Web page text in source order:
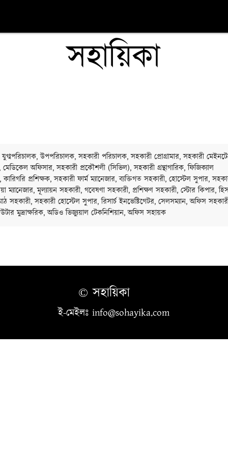
সহায়িকা
উপপরিচালক, সহকারী পরিচালক, সহকারী প্রোগ্রামার, সহকারী
মেডিকেল অফিসার, সহকারী প্রকৌশলী (সিভিল), সহকারী গ্রন্থাগারিক, ফিজিক্যাল
কারিগরি প্রশিক্ষক, সহকারী ফার্ম ম্যানেজার, ব্যক্তিগত সহকারী, হোস্টেল সুপার,
ম্যানেজার, মূল্যায়ন সহকারী, গবেষণা সহকারী, প্রশিক্ষণ সহকারী, স্টোর কিপার,
সহকারী, সহকারী হোস্টেল সুপার, রিসার্চ ইনভেষ্টিগেটর, সেলসম্যান, অফিস
মুদ্রাক্ষরিক, অডিও ভিজ্যুয়াল টেকনিশিয়ান, অফিস সহায়ক
© সহায়িকা
ই-মেইলঃ info@sohayika.com